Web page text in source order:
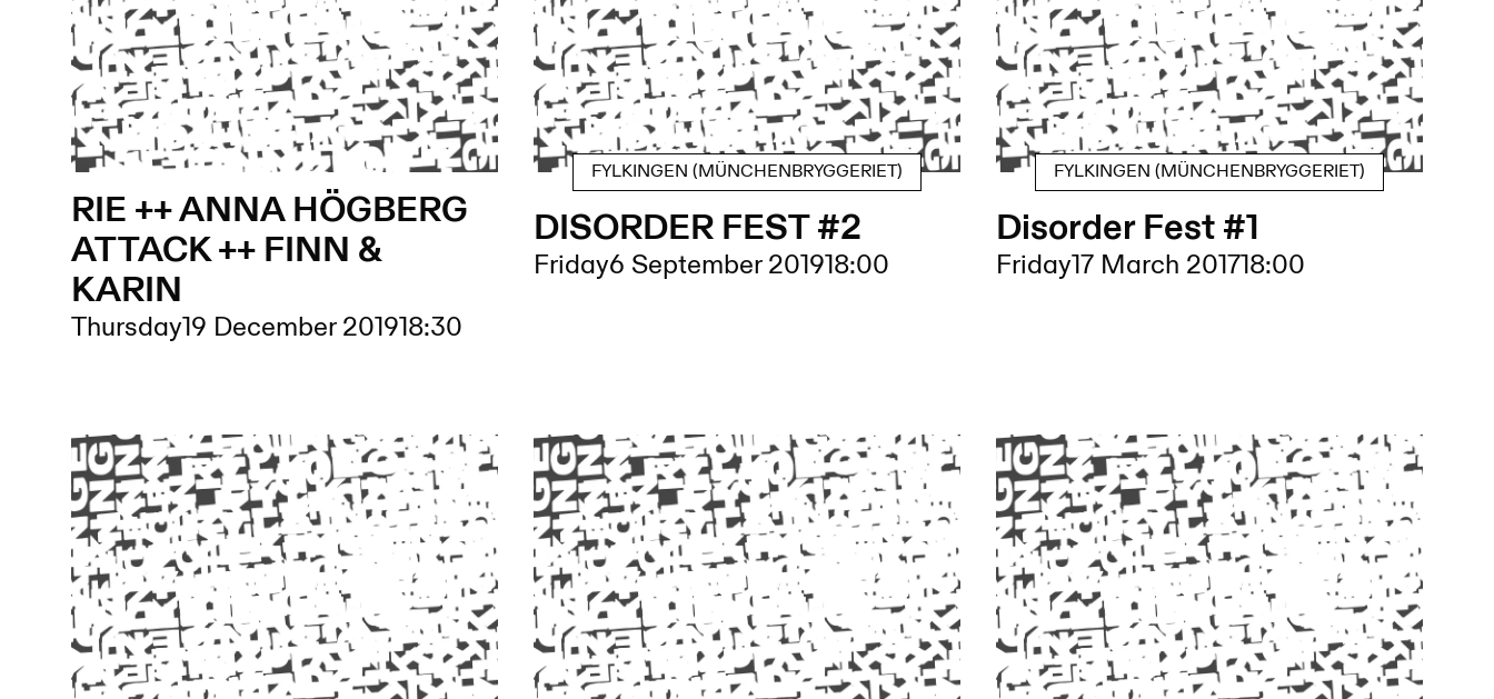
RIE ++ ANNA HÖGBERG
ATTACK ++ FINN &
KARIN
Thursday19 December 201918:30
FYLKINGEN (MÜNCHENBRYGGERIET)
DISORDER FEST #2
Friday6 September 201918:00
FYLKINGEN (MÜNCHENBRYGGERIET)
Disorder Fest #1
Friday17 March 201718:00